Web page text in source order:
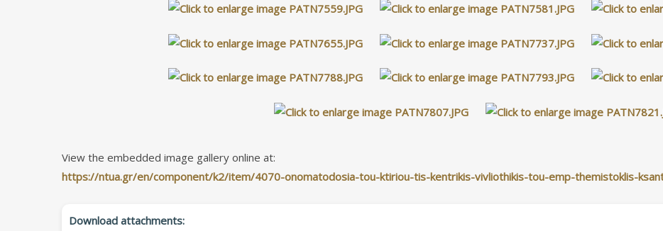
View the embedded image gallery online at:
https://ntua.gr/en/component/k2/item/4070-onomatodosia-tou-ktiriou-tis-kentrikis-vivliothikis-tou-emp-themistoklis-
Download attachments: